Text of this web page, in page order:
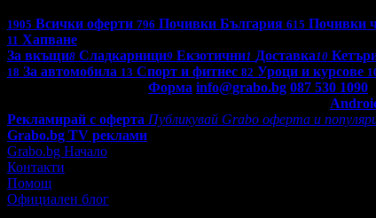
1905 Всички оферти 796 Почивки България 615 Почивки
11 Хапване
За вкъщи8 Сладкарници9 Екзотични1 Доставка10
18 За автомобила 13 Спорт и фитнес 82 Уроци и курсове
Форма info@grabo.bg 087 530 1090
Рекламирай с оферта Публикувай Grabo оферта и
Grabo.bg TV реклами
Grabo.bg Начало
Контакти
Помощ
Официален блог